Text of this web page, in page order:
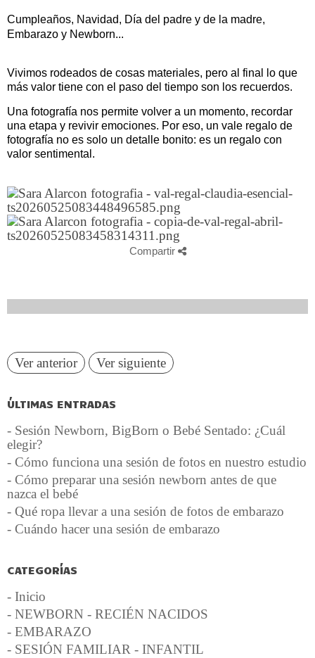
Cumpleaños, Navidad, Día del padre y de la madre,
Embarazo y Newborn...
Vivimos rodeados de cosas materiales, pero al final lo que
más valor tiene con el paso del tiempo son los recuerdos.
Una fotografía nos permite volver a un momento, recordar
una etapa y revivir emociones. Por eso, un vale regalo de
fotografía no es solo un detalle bonito: es un regalo con
valor sentimental.
Compartir
Ver anterior Ver siguiente
ÚLTIMAS ENTRADAS
- Sesión Newborn, BigBorn o Bebé Sentado: ¿Cuál
elegir?
- Cómo funciona una sesión de fotos en nuestro estudio
- Cómo preparar una sesión newborn antes de que
nazca el bebé
- Qué ropa llevar a una sesión de fotos de embarazo
- Cuándo hacer una sesión de embarazo
CATEGORÍAS
- Inicio
- NEWBORN - RECIÉN NACIDOS
- EMBARAZO
- SESIÓN FAMILIAR - INFANTIL